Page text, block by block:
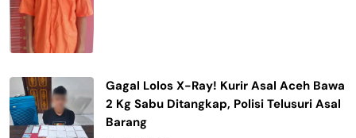
Gagal Lolos X-Ray! Kurir Asal Aceh Bawa
2 Kg Sabu Ditangkap, Polisi Telusuri Asal
Barang